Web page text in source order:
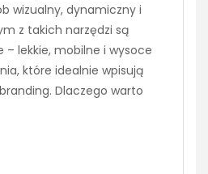
wizualny, dynamiczny i
z takich narzędzi są
– lekkie, mobilne i wysoce
które idealnie wpisują
Dlaczego warto